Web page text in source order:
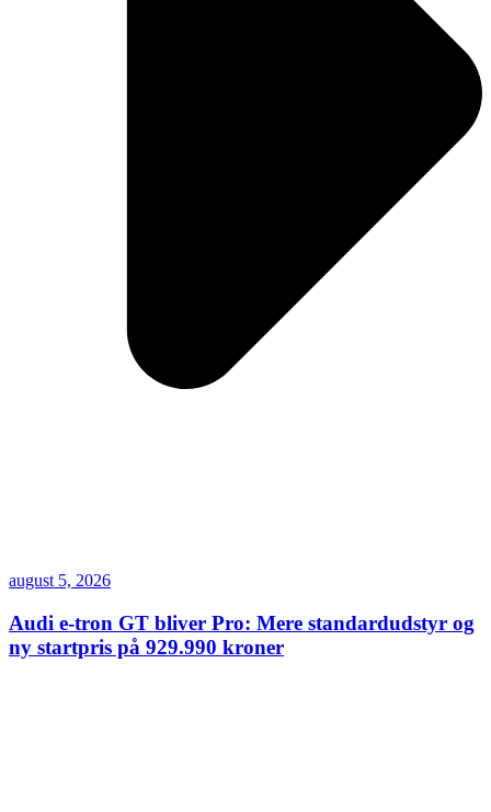
august 5, 2026
Audi e-tron GT bliver Pro: Mere standardudstyr og
ny startpris på 929.990 kroner